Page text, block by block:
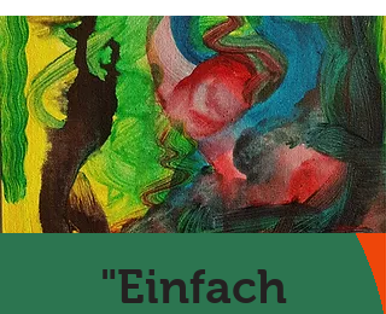
"Einfach